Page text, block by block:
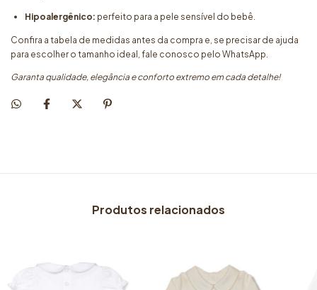
Hipoalergênico: perfeito para a pele sensível do bebê.
Confira a tabela de medidas antes da compra e, se precisar de ajuda
para escolher o tamanho ideal, fale conosco pelo WhatsApp.
Garanta qualidade, elegância e conforto extremo em cada detalhe!
Produtos relacionados